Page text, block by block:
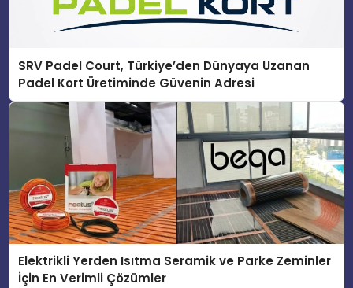
SRV Padel Court, Türkiye’den Dünyaya Uzanan
Padel Kort Üretiminde Güvenin Adresi
Elektrikli Yerden Isıtma Seramik ve Parke Zeminler
İçin En Verimli Çözümler